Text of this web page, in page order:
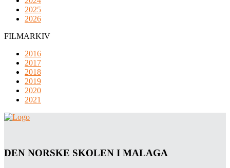
2025
2026
FILMARKIV
2016
2017
2018
2019
2020
2021
DEN NORSKE SKOLEN I MALAGA